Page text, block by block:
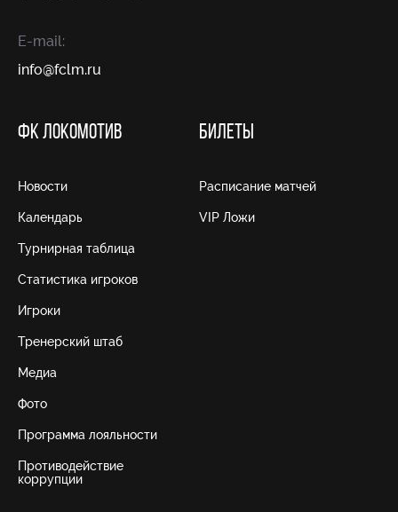
E-mail:
info@fсlm.ru
ФК ЛОКОМОТИВ
Новости
Календарь
Турнирная таблица
Статистика игроков
Игроки
Тренерский штаб
Медиа
Фото
Программа лояльности
Противодействие
коррупции
БИЛЕТЫ
Расписание матчей
VIP Ложи